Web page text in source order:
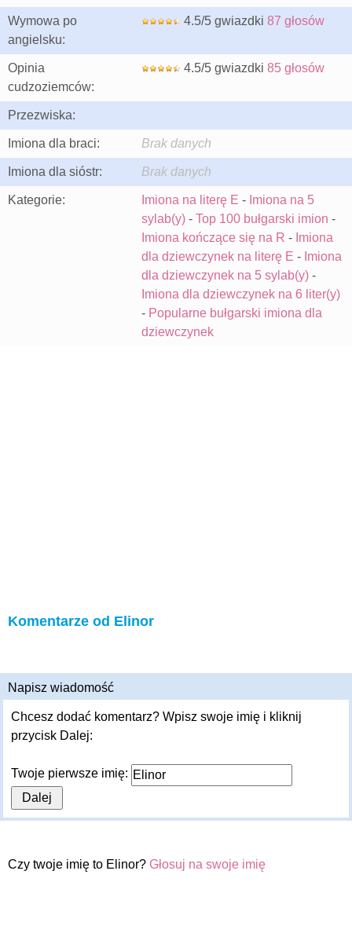
Wymowa po
angielsku:
4.5/5 gwiazdki 87 głosów
Opinia
cudzoziemców:
4.5/5 gwiazdki 85 głosów
Przezwiska:
Imiona dla braci: Brak danych
Imiona dla sióstr: Brak danych
Kategorie: Imiona na literę E - Imiona na 5
sylab(y) - Top 100 bułgarski imion -
Imiona kończące się na R - Imiona
dla dziewczynek na literę E - Imiona
dla dziewczynek na 5 sylab(y) -
Imiona dla dziewczynek na 6 liter(y)
- Popularne bułgarski imiona dla
dziewczynek
Komentarze od Elinor
Napisz wiadomość
Chcesz dodać komentarz? Wpisz swoje imię i kliknij
przycisk Dalej:
Twoje pierwsze imię:
Czy twoje imię to Elinor? Głosuj na swoje imię